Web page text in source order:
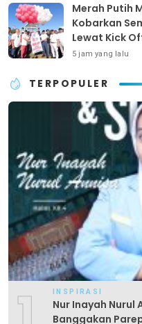
Merah Putih
Kobarkan
Lewat Kick
5 jam yang lalu
TERPOPULER
INSPIRASI
Nur Inayah Nurul
Banggakan